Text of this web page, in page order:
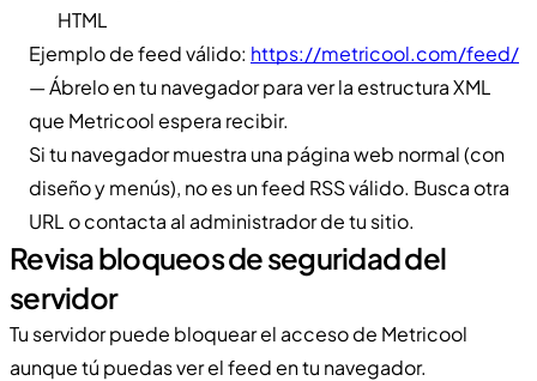
HTML
Ejemplo de feed válido: https://metricool.com/feed/
— Ábrelo en tu navegador para ver la estructura XML
que Metricool espera recibir.
Si tu navegador muestra una página web normal (con
diseño y menús), no es un feed RSS válido. Busca otra
URL o contacta al administrador de tu sitio.
Revisa bloqueos de seguridad del
servidor
Tu servidor puede bloquear el acceso de Metricool
aunque tú puedas ver el feed en tu navegador.